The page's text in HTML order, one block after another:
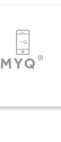
MYQ ®